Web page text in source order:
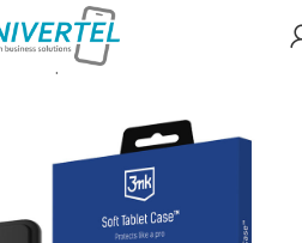
à clapet tablettes